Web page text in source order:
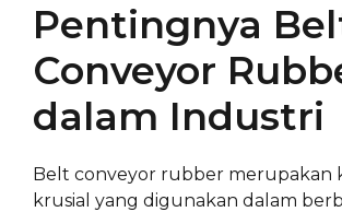
Pentingnya
Conveyor
dalam Industri
Belt conveyor rubber merupakan
krusial yang digunakan dalam